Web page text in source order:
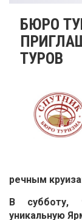
БЮРО
ТУРОВ
речным
В субботу,
уникальную